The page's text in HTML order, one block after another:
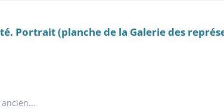
Portrait (planche de la Galerie des